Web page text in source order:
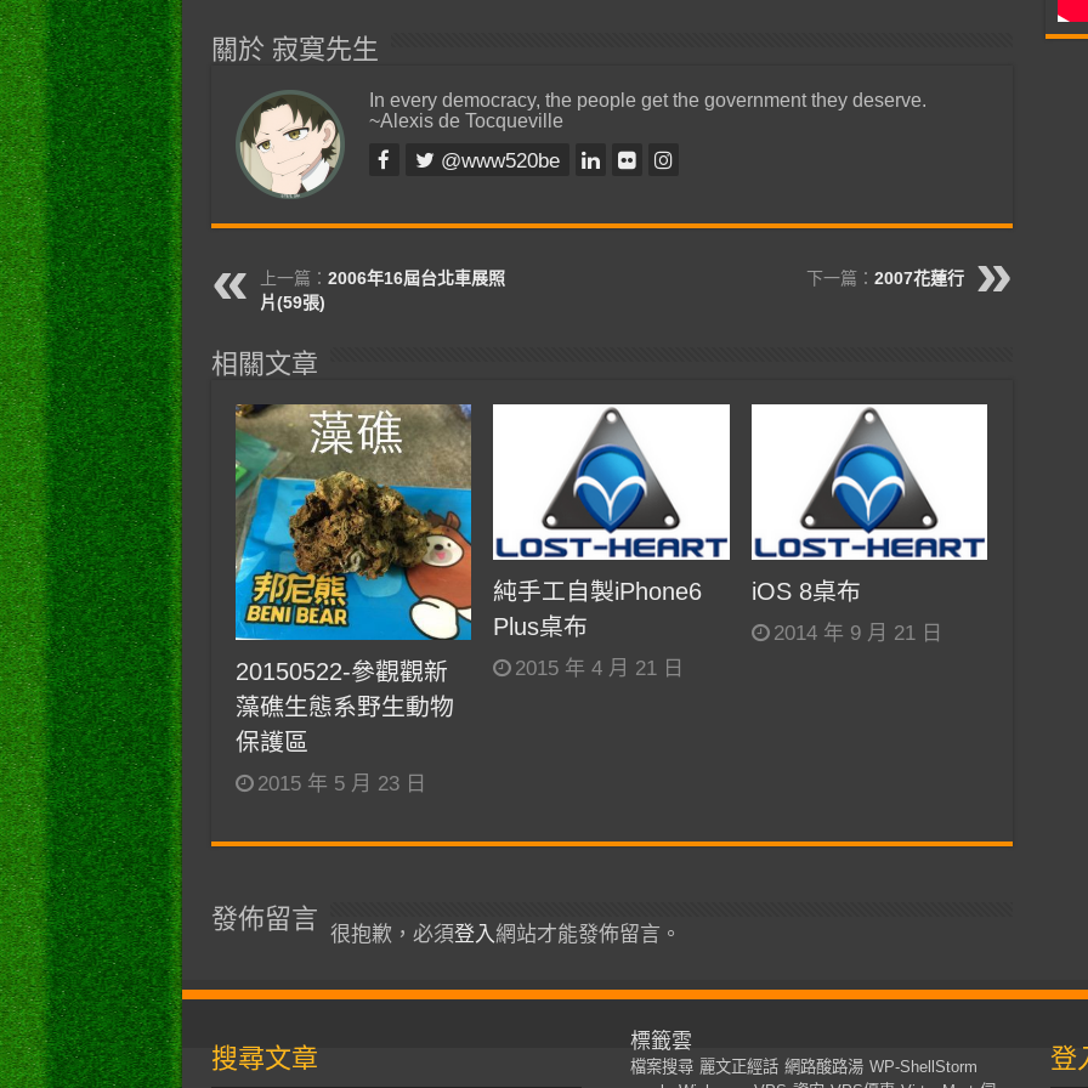
關於 寂寞先生
In every democracy, the people get the government they deserve.
~Alexis de Tocqueville
@www520be
上一篇： 2006年16屆台北車展照
片(59張)
下一篇： 2007花蓮行
相關文章
20150522-參觀觀新
藻礁生態系野生動物
保護區
2015 年 5 月 23 日
純手工自製iPhone6
Plus桌布
2015 年 4 月 21 日
iOS 8桌布
2014 年 9 月 21 日
發佈留言
很抱歉，必須登入網站才能發佈留言。
搜尋文章
標籤雲
檔案搜尋 麗文正經話 網路酸路湯 WP-ShellStorm
登